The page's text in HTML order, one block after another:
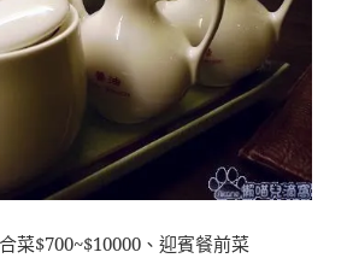
菜$700~$10000、迎賓餐前菜